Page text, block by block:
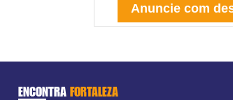
Anuncie com
ENCONTRA FORTALEZA